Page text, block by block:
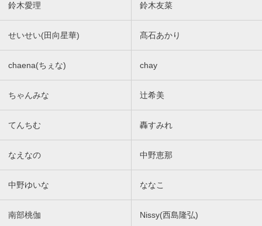
鈴木愛理 鈴木友菜
せいせい(田向星華) 髙石あかり
chaena(ちぇな) chay
ちゃんみな 辻希美
てんちむ 轟すみれ
なえなの 中野恵那
中野ゆいな ななこ
南部桃伽 Nissy(西島隆弘)